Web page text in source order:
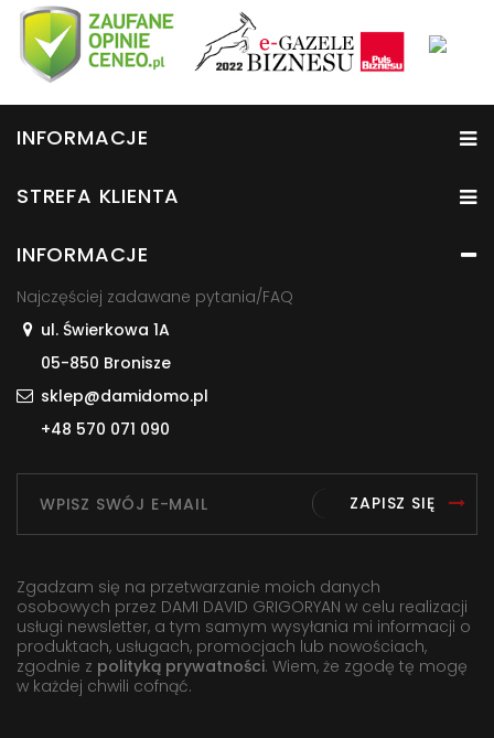
INFORMACJE
STREFA KLIENTA
INFORMACJE
Najczęściej zadawane pytania/FAQ
ul. Świerkowa 1A
05-850 Bronisze
sklep@damidomo.pl
+48 570 071 090
ZAPISZ SIĘ
Zgadzam się na przetwarzanie moich danych
osobowych przez DAMI DAVID GRIGORYAN w celu realizacji
usługi newsletter, a tym samym wysyłania mi informacji o
produktach, usługach, promocjach lub nowościach,
zgodnie z polityką prywatności. Wiem, że zgodę tę mogę
w każdej chwili cofnąć.